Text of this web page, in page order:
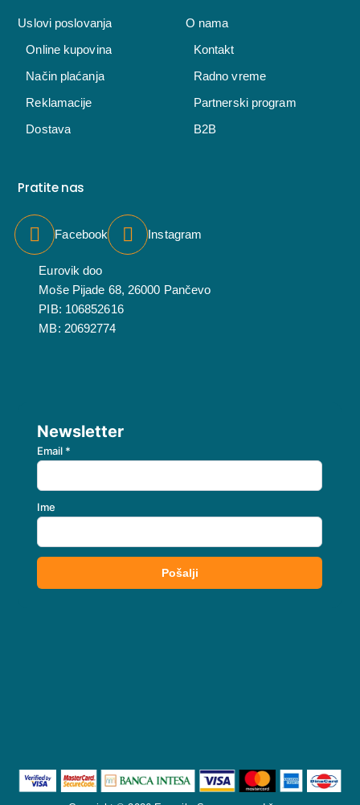
Uslovi poslovanja
Online kupovina
Način plaćanja
Reklamacije
Dostava
O nama
Kontakt
Radno vreme
Partnerski program
B2B
Pratite nas
Facebook Instagram
Eurovik doo
Moše Pijade 68, 26000 Pančevo
PIB: 106852616
MB: 20692774